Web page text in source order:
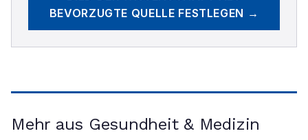
BEVORZUGTE QUELLE FESTLEGEN →
Mehr aus Gesundheit & Medizin